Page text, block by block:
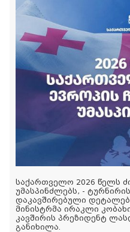
საქართველო 2026 წელს
უმასპინძლებს, -
დაკავშირებული
მინისტრმა ირაკლი
კავშირის პრეზიდენტ
განიხილა.